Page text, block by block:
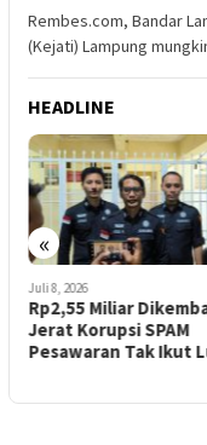
Rembes.com, Bandar
(Kejati) Lampung
HEADLINE
«
Juli 8, 2026
Rp2,55 Miliar
Jerat Korupsi SPAM
Pesawaran Tak Ikut